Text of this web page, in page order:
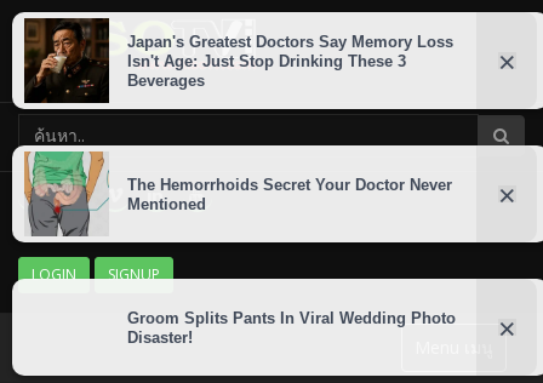
LOGIN SIGNUP